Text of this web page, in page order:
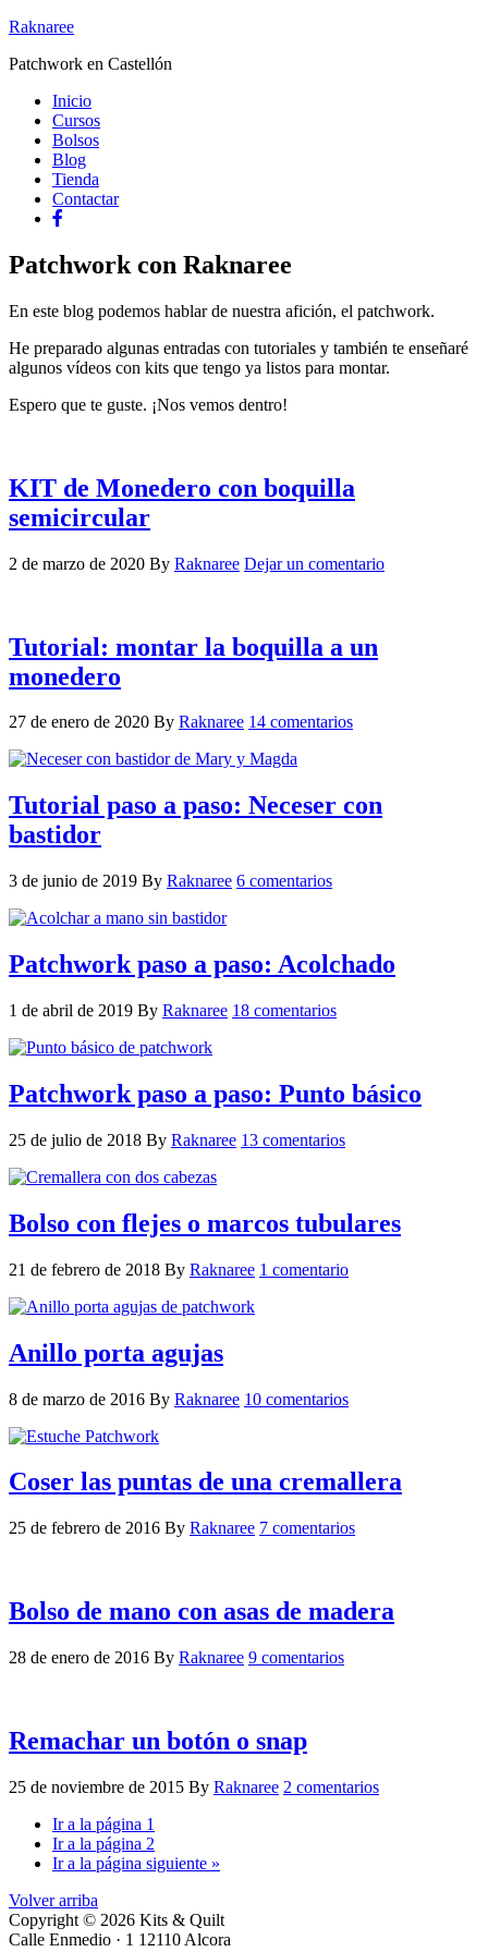
Raknaree
Patchwork en Castellón
Inicio
Cursos
Bolsos
Blog
Tienda
Contactar
Patchwork con Raknaree
En este blog podemos hablar de nuestra afición, el patchwork.
He preparado algunas entradas con tutoriales y también te enseñaré
algunos vídeos con kits que tengo ya listos para montar.
Espero que te guste. ¡Nos vemos dentro!
KIT de Monedero con boquilla
semicircular
2 de marzo de 2020 By Raknaree Dejar un comentario
Tutorial: montar la boquilla a un
monedero
27 de enero de 2020 By Raknaree 14 comentarios
Tutorial paso a paso: Neceser con
bastidor
3 de junio de 2019 By Raknaree 6 comentarios
Patchwork paso a paso: Acolchado
1 de abril de 2019 By Raknaree 18 comentarios
Patchwork paso a paso: Punto básico
25 de julio de 2018 By Raknaree 13 comentarios
Bolso con flejes o marcos tubulares
21 de febrero de 2018 By Raknaree 1 comentario
Anillo porta agujas
8 de marzo de 2016 By Raknaree 10 comentarios
Coser las puntas de una cremallera
25 de febrero de 2016 By Raknaree 7 comentarios
Bolso de mano con asas de madera
28 de enero de 2016 By Raknaree 9 comentarios
Remachar un botón o snap
25 de noviembre de 2015 By Raknaree 2 comentarios
Ir a la página 1
Ir a la página 2
Ir a la página siguiente »
Volver arriba
Copyright © 2026 Kits & Quilt
Calle Enmedio · 1 12110 Alcora